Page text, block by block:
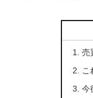
売
こ
今